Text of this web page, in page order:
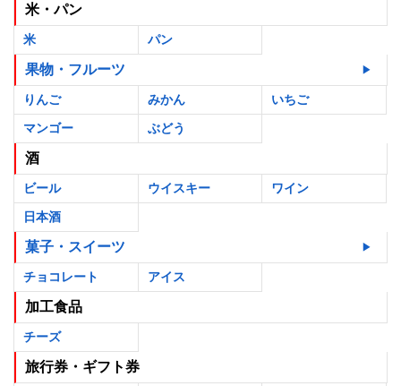
米・パン
米 パン
果物・フルーツ
りんご みかん
いちご
マンゴー
ぶどう
酒
ビール ウイスキー
ワイン
日本酒
菓子・スイーツ
チョコレート アイス
加工食品
チーズ
旅行券・ギフト券